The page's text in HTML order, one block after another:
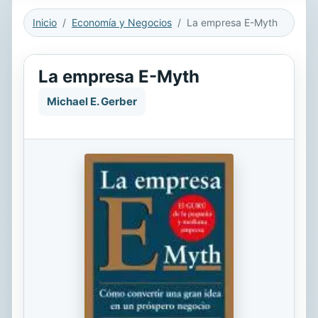
Inicio Economía y Negocios La empresa E-Myth
La empresa E-Myth
Michael E. Gerber